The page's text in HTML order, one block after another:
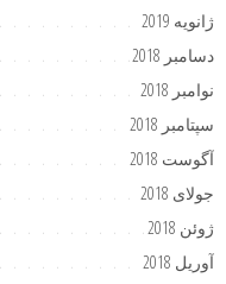
ژانویه 2019
دسامبر 2018
نوامبر 2018
سپتامبر 2018
آگوست 2018
جولای 2018
ژوئن 2018
آوریل 2018